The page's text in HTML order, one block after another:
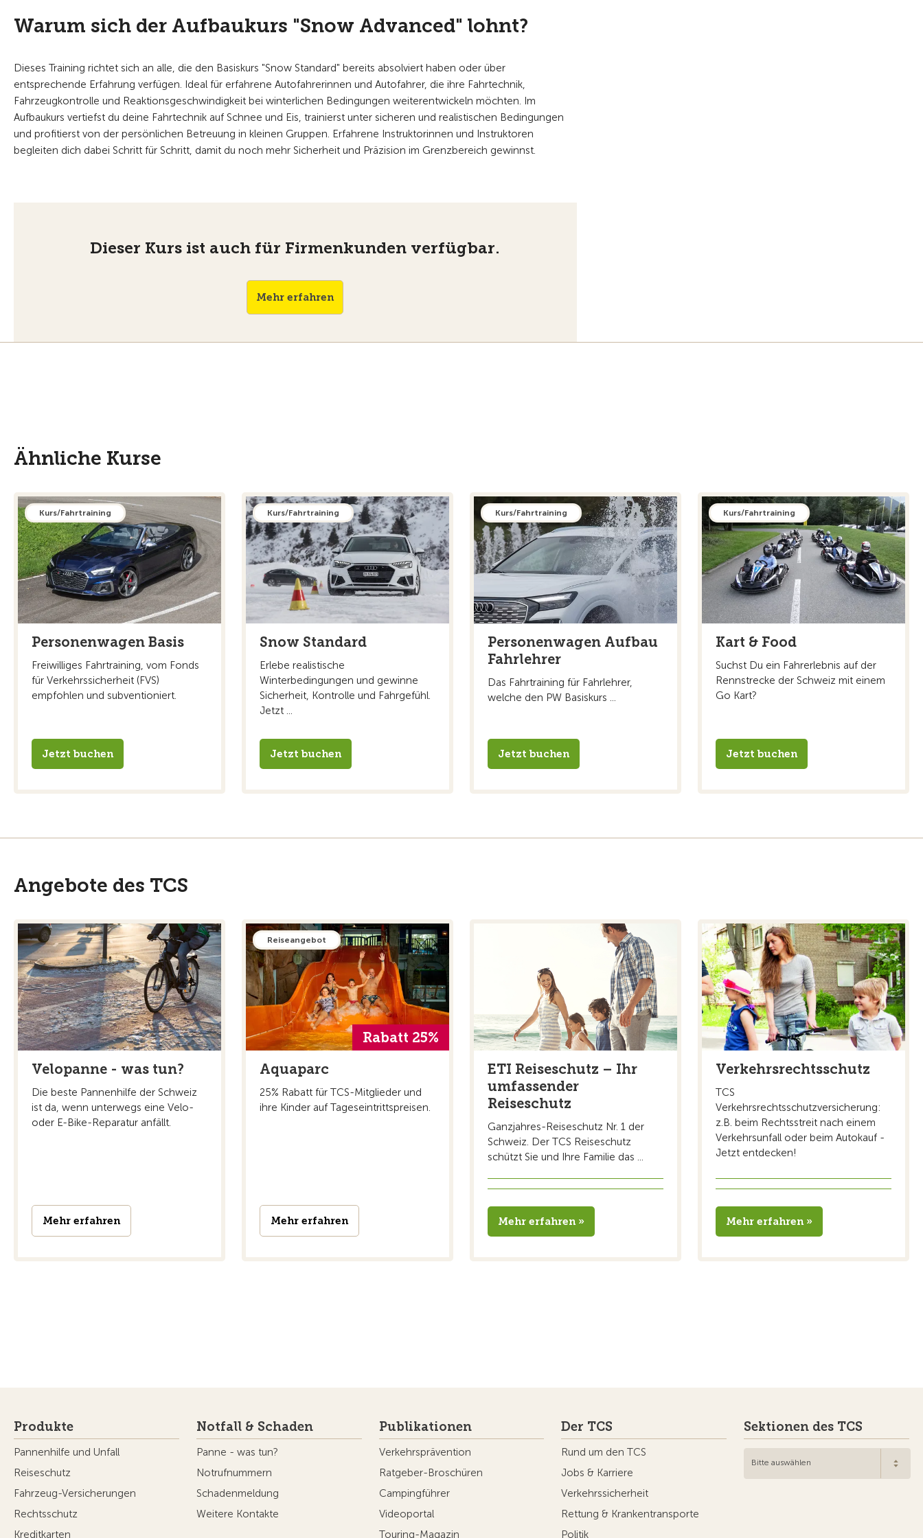
Warum sich der Aufbaukurs "Snow Advanced" lohnt?
Dieses Training richtet sich an alle, die den Basiskurs "Snow Standard" bereits absolviert haben oder über
entsprechende Erfahrung verfügen. Ideal für erfahrene Autofahrerinnen und Autofahrer, die ihre Fahrtechnik,
Fahrzeugkontrolle und Reaktionsgeschwindigkeit bei winterlichen Bedingungen weiterentwickeln möchten. Im
Aufbaukurs vertiefst du deine Fahrtechnik auf Schnee und Eis, trainierst unter sicheren und realistischen Bedingungen
und profitierst von der persönlichen Betreuung in kleinen Gruppen. Erfahrene Instruktorinnen und Instruktoren
begleiten dich dabei Schritt für Schritt, damit du noch mehr Sicherheit und Präzision im Grenzbereich gewinnst.
Dieser Kurs ist auch für Firmenkunden verfügbar.
Mehr erfahren
Ähnliche Kurse
Kurs/Fahrtraining
Personenwagen Basis
Freiwilliges Fahrtraining, vom Fonds
für Verkehrssicherheit (FVS)
empfohlen und subventioniert.
Jetzt buchen
Kurs/Fahrtraining
Snow Standard
Erlebe realistische
Winterbedingungen und gewinne
Sicherheit, Kontrolle und Fahrgefühl.
Jetzt ...
Jetzt buchen
Kurs/Fahrtraining
Personenwagen Aufbau
Fahrlehrer
Das Fahrtraining für Fahrlehrer,
welche den PW Basiskurs ...
Jetzt buchen
Kurs/Fahrtraining
Kart & Food
Suchst Du ein Fahrerlebnis auf der
Rennstrecke der Schweiz mit einem
Go Kart?
Jetzt buchen
Angebote des TCS
Velopanne - was tun?
Die beste Pannenhilfe der Schweiz
ist da, wenn unterwegs eine Velo-
oder E-Bike-Reparatur anfällt.
Mehr erfahren
Reiseangebot
Rabatt 25%
Aquaparc
25% Rabatt für TCS-Mitglieder und
ihre Kinder auf Tageseintrittspreisen.
Mehr erfahren
ETI Reiseschutz – Ihr
umfassender
Reiseschutz
Ganzjahres-Reiseschutz Nr. 1 der
Schweiz. Der TCS Reiseschutz
schützt Sie und Ihre Familie das ...
Mehr erfahren »
Verkehrsrechtsschutz
TCS
Verkehrsrechtsschutzversicherung:
z.B. beim Rechtsstreit nach einem
Verkehrsunfall oder beim Autokauf -
Jetzt entdecken!
Mehr erfahren »
Produkte
Pannenhilfe und Unfall
Reiseschutz
Fahrzeug-Versicherungen
Rechtsschutz
Kreditkarten
Notfall & Schaden
Panne - was tun?
Notrufnummern
Schadenmeldung
Weitere Kontakte
Publikationen
Verkehrsprävention
Ratgeber-Broschüren
Campingführer
Videoportal
Touring-Magazin
Der TCS
Rund um den TCS
Jobs & Karriere
Verkehrssicherheit
Rettung & Krankentransporte
Politik
Sektionen des TCS
Bitte auswählen